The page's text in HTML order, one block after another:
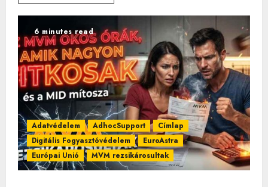
6 minutes read
Adatvédelem AdhocSupport
Címlap
Digitális Fogyasztóvédelem
EuroAstra
Európai Unió
MVM rezsikárosultak